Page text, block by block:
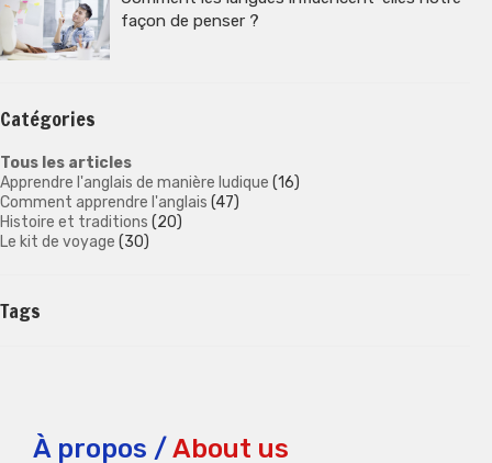
façon de penser ?
Catégories
Tous les articles
Apprendre l'anglais de manière ludique (16)
Comment apprendre l'anglais (47)
Histoire et traditions (20)
Le kit de voyage (30)
Tags
À propos / About us